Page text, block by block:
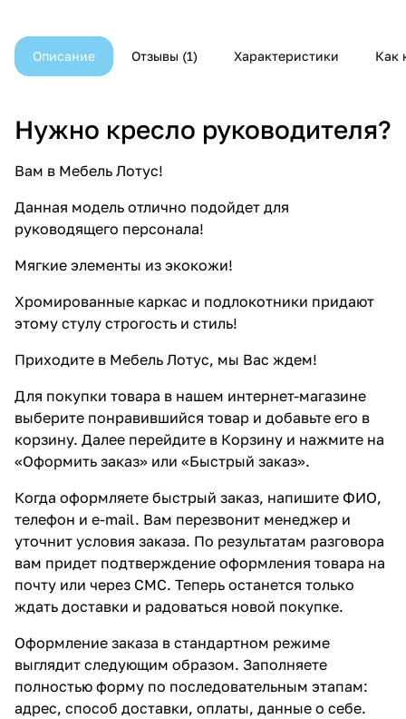
Описание Отзывы 1 Характеристики Как
Нужно кресло руководителя?
Вам в Мебель Лотус!
Данная модель отлично подойдет для
руководящего персонала!
Мягкие элементы из экокожи!
Хромированные каркас и подлокотники придают
этому стулу строгость и стиль!
Приходите в Мебель Лотус, мы Вас ждем!
Для покупки товара в нашем интернет-магазине
выберите понравившийся товар и добавьте его в
корзину. Далее перейдите в Корзину и нажмите на
«Оформить заказ» или «Быстрый заказ».
Когда оформляете быстрый заказ, напишите ФИО,
телефон и e-mail. Вам перезвонит менеджер и
уточнит условия заказа. По результатам разговора
вам придет подтверждение оформления товара на
почту или через СМС. Теперь останется только
ждать доставки и радоваться новой покупке.
Оформление заказа в стандартном режиме
выглядит следующим образом. Заполняете
полностью форму по последовательным этапам:
адрес, способ доставки, оплаты, данные о себе.